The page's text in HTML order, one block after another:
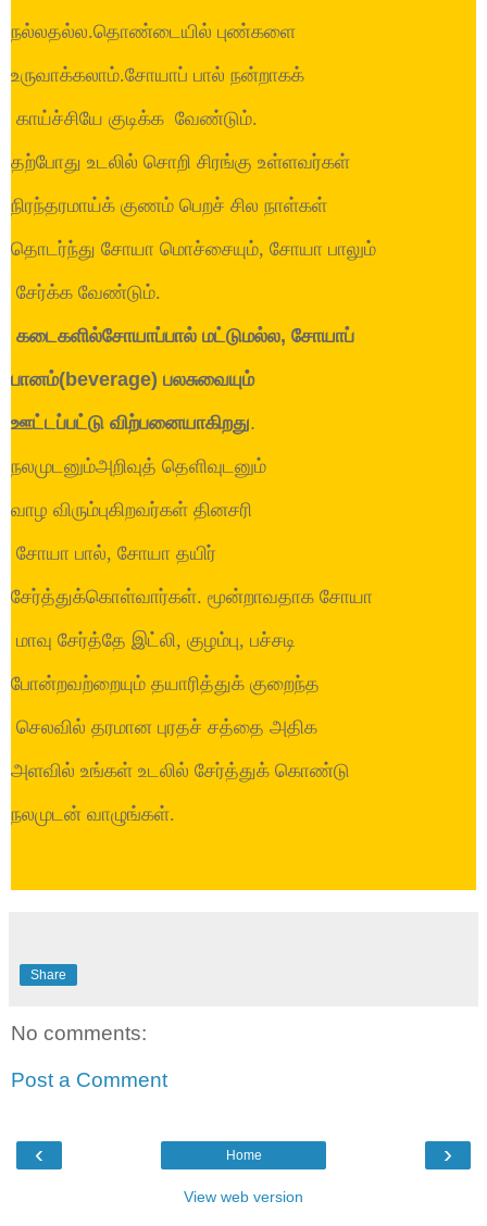
நல்லதல்ல.தொண்டையில் புண்களை
உருவாக்கலாம்.சோயாப் பால் நன்றாகக்
காய்ச்சியே குடிக்க வேண்டும்.
தற்போது உடலில் சொறி சிரங்கு உள்ளவர்கள்
நிரந்தரமாய்க் குணம் பெறச் சில நாள்கள்
தொடர்ந்து சோயா மொச்சையும், சோயா பாலும்
சேர்க்க வேண்டும்.
கடைகளில்சோயாப்பால் மட்டுமல்ல, சோயாப்
பானம்(beverage) பலசுவையும்
ஊட்டப்பட்டு விற்பனையாகிறது.
நலமுடனும்அறிவுத் தெளிவுடனும்
வாழ விரும்புகிறவர்கள் தினசரி
சோயா பால், சோயா தயிர்
சேர்த்துக்கொள்வார்கள். மூன்றாவதாக சோயா
மாவு சேர்த்தே இட்லி, குழம்பு, பச்சடி
போன்றவற்றையும் தயாரித்துக் குறைந்த
செலவில் தரமான புரதச் சத்தை அதிக
அளவில் உங்கள் உடலில் சேர்த்துக் கொண்டு
நலமுடன் வாழுங்கள்.
Share
No comments:
Post a Comment
‹ ›
Home
View web version